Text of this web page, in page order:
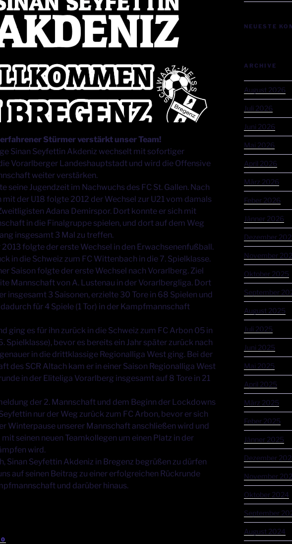
Stürmer verstärkt unser Team!
Sinan Seyfettin Akdeniz wechselt mit sofortiger
Vorarlberger Landeshauptstadt und wird die Offensive
weiter verstärken.
seine Jugendzeit im Nachwuchs des FC St. Gallen. Nach
mit der U18 folgte 2012 der Wechsel zur U21 vom damals
Adana Demirspor. Dort konnte er sich mit
in die Finalgruppe spielen, und dort auf dem Weg
insgesamt 3 Mal zu treffen.
2013 folgte der erste Wechsel in den Erwachsenenfußball.
in die Schweiz zum FC Wittenbach in die 7. Spielklasse.
Saison folgte der erste Wechsel nach Vorarlberg. Ziel
Mannschaft von A. Lustenau in der Vorarlbergliga. Dort
insgesamt 3 Saisonen, erzielte 30 Tore in 68 Spielen und
für 4 Spiele (1 Tor) in der Kampfmannschaft
ging es für ihn zurück in die Schweiz zum FC Arbon 05 in
Spielklasse), bevor es bereits ein Jahr später zurück nach
in die drittklassige Regionalliga West ging. Bei der
des SCR Altach kam er in einer Saison Regionalliga West
in der Eliteliga Vorarlberg insgesamt auf 8 Tore in 21
der 2. Mannschaft und dem Beginn der Lockdowns
nur der Weg zurück zum FC Arbon, bevor er sich
Winterpause unserer Mannschaft anschließen wird und
seinen neuen Teamkollegen um einen Platz in der
wird.
Sinan Seyfettin Akdeniz in Bregenz begrüßen zu dürfen
auf seinen Beitrag zu einer erfolgreichen Rückrunde
und darüber hinaus.
NEUESTE
ARCHIVE
August 2026
Juli 2026
Juni 2026
Mai 2026
April 2026
März 2026
Feber 2026
Jänner 2026
Dezember
November
Oktober 2025
September
August 2025
Juli 2025
Juni 2025
Mai 2025
April 2025
März 2025
Feber 2025
Jänner 2025
Dezember
November
Oktober 2024
September
August 2024